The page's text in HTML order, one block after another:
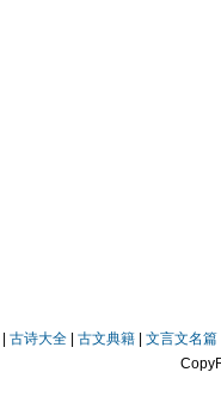
|古诗大全 |古文典籍 |文言文名篇